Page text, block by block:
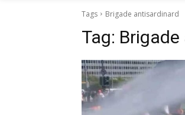
Tags Brigade antisardinard
Tag: